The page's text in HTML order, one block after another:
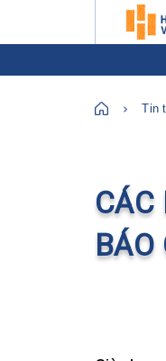
Tin
CÁC
BÁO